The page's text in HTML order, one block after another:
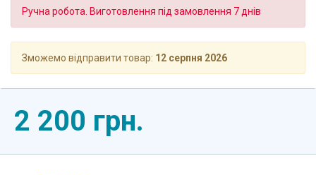
Ручна робота. Виготовлення під замовлення 7 днів
Зможемо відправити товар: 12 серпня 2026
2 200 грн.